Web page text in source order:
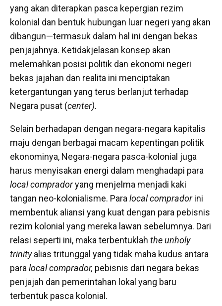
yang akan diterapkan pasca kepergian rezim
kolonial dan bentuk hubungan luar negeri yang akan
dibangun—termasuk dalam hal ini dengan bekas
penjajahnya. Ketidakjelasan konsep akan
melemahkan posisi politik dan ekonomi negeri
bekas jajahan dan realita ini menciptakan
ketergantungan yang terus berlanjut terhadap
Negara pusat (center).
Selain berhadapan dengan negara-negara kapitalis
maju dengan berbagai macam kepentingan politik
ekonominya, Negara-negara pasca-kolonial juga
harus menyisakan energi dalam menghadapi para
local compradoryang menjelma menjadi kaki
tangan neo-kolonialisme. Para local compradorini
membentuk aliansi yang kuat dengan para pebisnis
rezim kolonial yang mereka lawan sebelumnya. Dari
relasi seperti ini, maka terbentuklah the unholy
trinityalias tritunggal yang tidak maha kudus antara
para local comprador, pebisnis dari negara bekas
penjajah dan pemerintahan lokal yang baru
terbentuk pasca kolonial.